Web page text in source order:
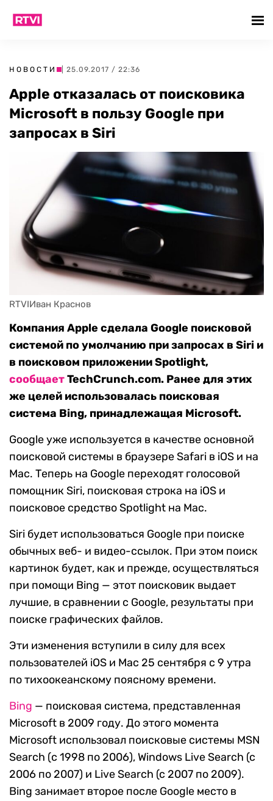
НОВОСТИ | 25.09.2017 / 22:36
Apple отказалась от поисковика
Microsoft в пользу Google при
запросах в Siri
RTVIИван Краснов
Компания Apple сделала Google поисковой
системой по умолчанию при запросах в Siri и
в поисковом приложении Spotlight,
сообщаетTechCrunch.com. Ранее для этих
же целей использовалась поисковая
система Bing, принадлежащая Microsoft.
Google уже используется в качестве основной
поисковой системы в браузере Safari в iOS и на
Mac. Теперь на Google переходят голосовой
помощник Siri, поисковая строка на iOS и
поисковое средство Spotlight на Mac.
Siri будет использоваться Google при поиске
обычных веб- и видео-ссылок. При этом поиск
картинок будет, как и прежде, осуществляться
при помощи Bing — этот поисковик выдает
лучшие, в сравнении с Google, результаты при
поиске графических файлов.
Эти изменения вступили в силу для всех
пользователей iOS и Mac 25 сентября с 9 утра
по тихоокеанскому поясному времени.
Bing — поисковая система, представленная
Microsoft в 2009 году. До этого момента
Microsoft использовал поисковые системы MSN
Search (с 1998 по 2006), Windows Live Search (c
2006 по 2007) и Live Search (c 2007 по 2009).
Bing занимает второе после Google место в